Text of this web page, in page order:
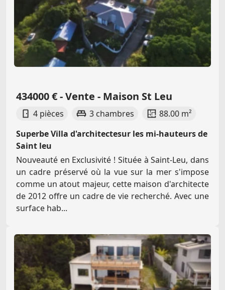
434000 € - Vente - Maison St Leu
4 pièces 3 chambres
88.00 m²
Superbe Villa d'architectesur les mi-hauteurs de
Saint leu
Nouveauté en Exclusivité ! Située à Saint-Leu, dans
un cadre préservé où la vue sur la mer s'impose
comme un atout majeur, cette maison d'architecte
de 2012 offre un cadre de vie recherché. Avec une
surface hab...